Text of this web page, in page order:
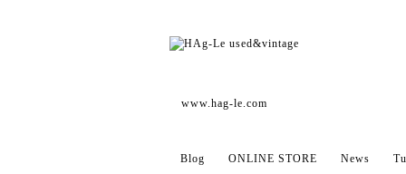
www.hag-le.com
Blog ONLINE STORE News